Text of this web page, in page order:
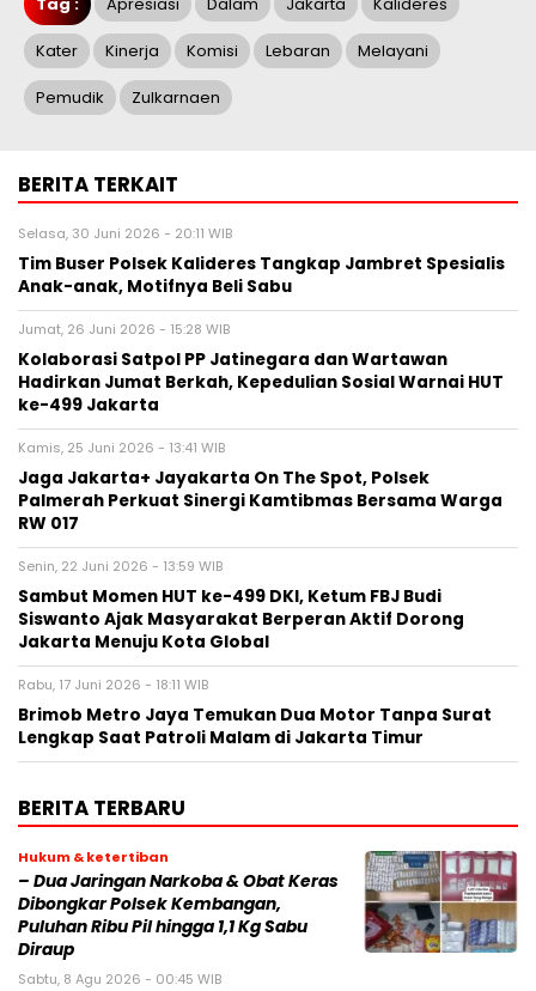
Kater Kinerja Komisi Lebaran Melayani
Pemudik Zulkarnaen
BERITA TERKAIT
Selasa, 30 Juni 2026 - 20:11 WIB
Tim Buser Polsek Kalideres Tangkap Jambret Spesialis
Anak-anak, Motifnya Beli Sabu
Jumat, 26 Juni 2026 - 15:28 WIB
Kolaborasi Satpol PP Jatinegara dan Wartawan
Hadirkan Jumat Berkah, Kepedulian Sosial Warnai HUT
ke-499 Jakarta
Kamis, 25 Juni 2026 - 13:41 WIB
Jaga Jakarta+ Jayakarta On The Spot, Polsek
Palmerah Perkuat Sinergi Kamtibmas Bersama Warga
RW 017
Senin, 22 Juni 2026 - 13:59 WIB
Sambut Momen HUT ke-499 DKI, Ketum FBJ Budi
Siswanto Ajak Masyarakat Berperan Aktif Dorong
Jakarta Menuju Kota Global
Rabu, 17 Juni 2026 - 18:11 WIB
Brimob Metro Jaya Temukan Dua Motor Tanpa Surat
Lengkap Saat Patroli Malam di Jakarta Timur
BERITA TERBARU
Hukum & ketertiban
– Dua Jaringan Narkoba & Obat Keras
Dibongkar Polsek Kembangan,
Puluhan Ribu Pil hingga 1,1 Kg Sabu
Diraup
Sabtu, 8 Agu 2026 - 00:45 WIB